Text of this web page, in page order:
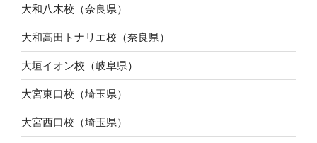
大和八木校（奈良県）
大和高田トナリエ校（奈良県）
大垣イオン校（岐阜県）
大宮東口校（埼玉県）
大宮西口校（埼玉県）